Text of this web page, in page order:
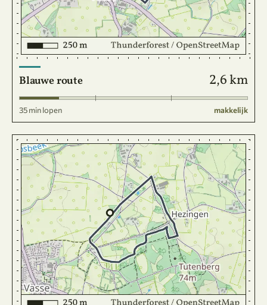
Blauwe route 2,6 km
35 min lopen makkelijk